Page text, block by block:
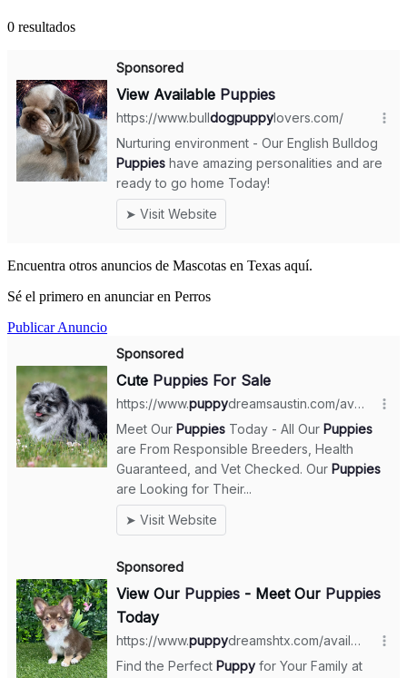
0 resultados
Encuentra otros anuncios de Mascotas en Texas aquí.
Sé el primero en anunciar en Perros
Publicar Anuncio